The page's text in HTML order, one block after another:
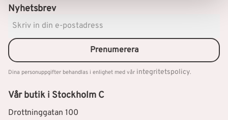
Vår butik i Stockholm C
Drottninggatan 100
Nyhetsbrev
Prenumerera
Dina personuppgifter behandlas i enlighet med vår integritetspolicy.